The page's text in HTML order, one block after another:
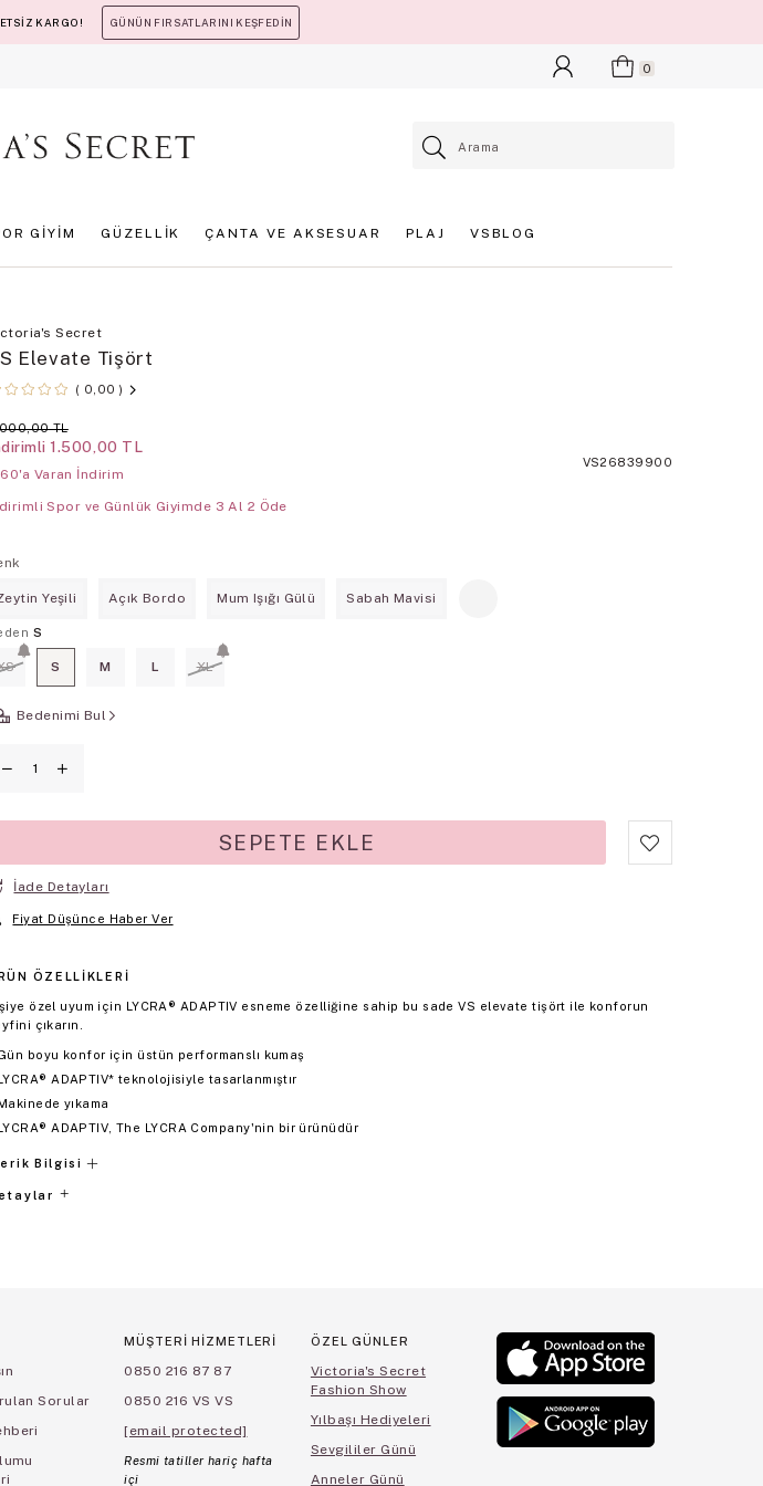
KARGO! GÜNÜN FIRSATLARINI KEŞFEDİN
0
GİYİM GÜZELLİK ÇANTA VE AKSESUAR PLAJ VSBLOG
Secret
Elevate Tişört
0,00
TL
1.500,00 TL
Varan İndirim
VS26839900
Spor ve Günlük Giyimde 3 Al 2 Öde
Yeşili Açık Bordo Mum Işığı Gülü Sabah Mavisi
S
S M L XL
Bedenimi Bul
İade Detayları
Fiyat Düşünce Haber Ver
ÖZELLIKLERI
özel uyum için LYCRA® ADAPTIV esneme özelliğine sahip bu sade VS elevate tişört ile konforun
çıkarın.
boyu konfor için üstün performanslı kumaş
ADAPTIV* teknolojisiyle tasarlanmıştır
yıkama
ADAPTIV, The LYCRA Company'nin bir ürünüdür
Bilgisi
Sorular
MÜŞTERİ HİZMETLERİ
0850 216 87 87
0850 216 VS VS
[email protected]
Resmi tatiller hariç hafta
içi
ÖZEL GÜNLER
Victoria's Secret
Fashion Show
Yılbaşı Hediyeleri
Sevgililer Günü
Anneler Günü